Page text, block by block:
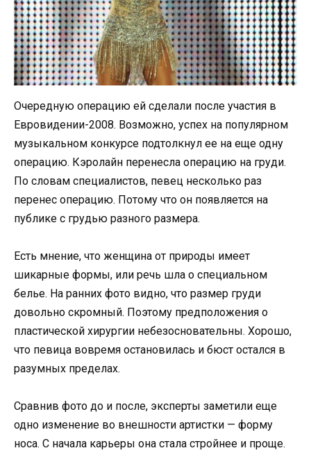
Очередную операцию ей сделали после участия в
Евровидении-2008. Возможно, успех на популярном
музыкальном конкурсе подтолкнул ее на еще одну
операцию. Кэролайн перенесла операцию на груди.
По словам специалистов, певец несколько раз
перенес операцию. Потому что он появляется на
публике с грудью разного размера.
Есть мнение, что женщина от природы имеет
шикарные формы, или речь шла о специальном
белье. На ранних фото видно, что размер груди
довольно скромный. Поэтому предположения о
пластической хирургии небезосновательны. Хорошо,
что певица вовремя остановилась и бюст остался в
разумных пределах.
Сравнив фото до и после, эксперты заметили еще
одно изменение во внешности артистки — форму
носа. С начала карьеры она стала стройнее и проще.